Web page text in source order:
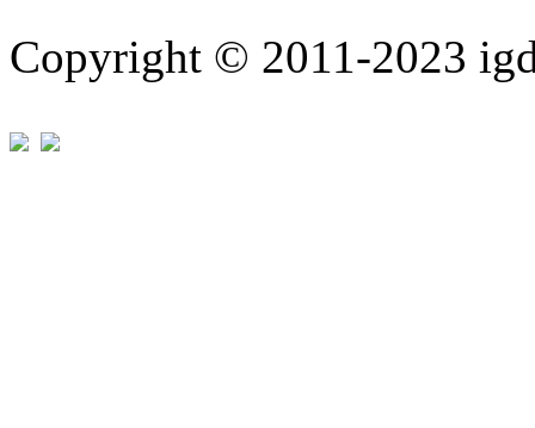
Copyright © 2011-2023